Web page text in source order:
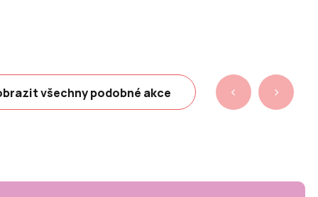
všechny podobné akce